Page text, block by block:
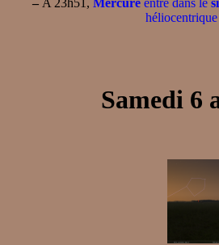
– A 23h51, Mercure entre dans le
héliocentrique
Samedi 6